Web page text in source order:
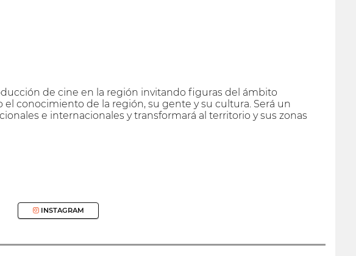
de cine en la región invitando figuras del ámbito
conocimiento de la región, su gente y su cultura. Será un
e internacionales y transformará al territorio y sus zonas
INSTAGRAM